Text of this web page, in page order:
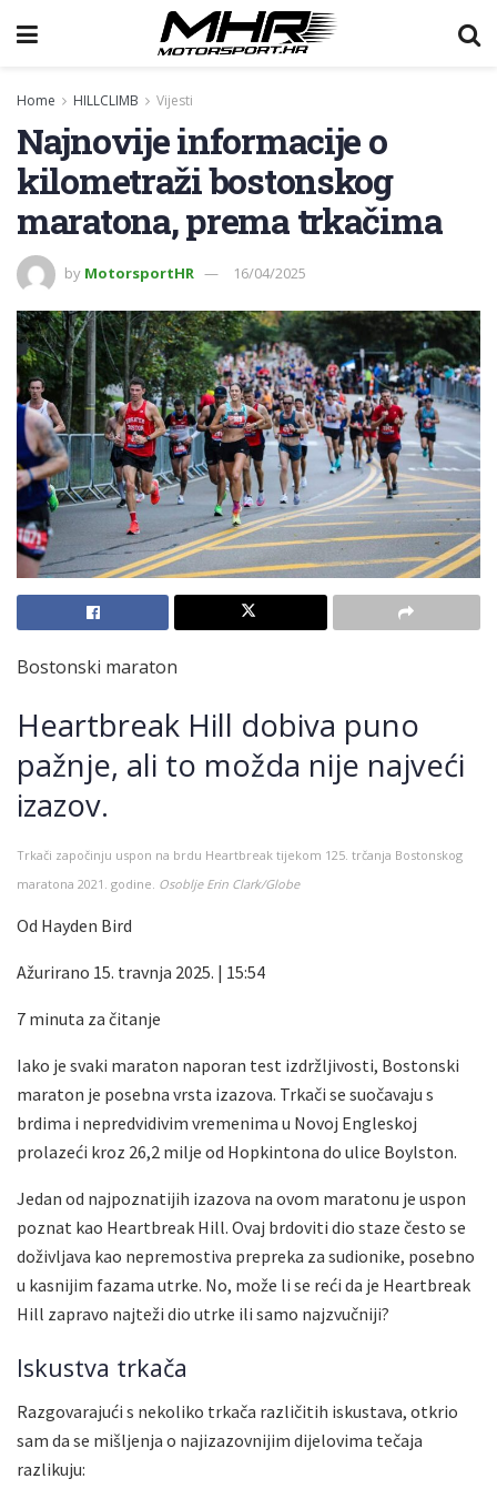
Home HILLCLIMB Vijesti
Najnovije informacije o
kilometraži bostonskog
maratona, prema trkačima
by MotorsportHR 16/04/2025
Bostonski maraton
Heartbreak Hill dobiva puno
pažnje, ali to možda nije najveći
izazov.
Trkači započinju uspon na brdu Heartbreak tijekom 125. trčanja Bostonskog
maratona 2021. godine. Osoblje Erin Clark/Globe
Od Hayden Bird
Ažurirano 15. travnja 2025. | 15:54
7 minuta za čitanje
Iako je svaki maraton naporan test izdržljivosti, Bostonski
maraton je posebna vrsta izazova. Trkači se suočavaju s
brdima i nepredvidivim vremenima u Novoj Engleskoj
prolazeći kroz 26,2 milje od Hopkintona do ulice Boylston.
Jedan od najpoznatijih izazova na ovom maratonu je uspon
poznat kao Heartbreak Hill. Ovaj brdoviti dio staze često se
doživljava kao nepremostiva prepreka za sudionike, posebno
u kasnijim fazama utrke. No, može li se reći da je Heartbreak
Hill zapravo najteži dio utrke ili samo najzvučniji?
Iskustva trkača
Razgovarajući s nekoliko trkača različitih iskustava, otkrio
sam da se mišljenja o najizazovnijim dijelovima tečaja
razlikuju: